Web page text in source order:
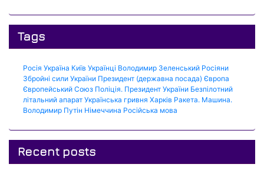
Tags
Росія Україна Київ Українці Володимир Зеленський Росіяни
Збройні сили України Президент (державна посада) Європа
Європейський Союз Поліція. Президент України Безпілотний
літальний апарат Українська гривня Харків Ракета. Машина.
Володимир Путін Німеччина Російська мова
Recent posts